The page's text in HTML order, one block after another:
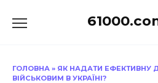
до
ГОЛОВНА » ЯК НАДАТИ ЕФЕКТИВНУ
ВІЙСЬКОВИМ В УКРАЇНІ?